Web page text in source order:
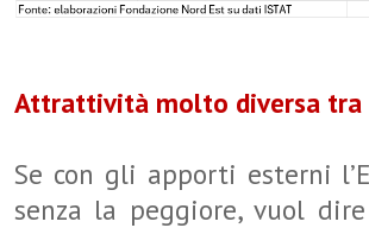
Attrattività molto diversa tra
Se con gli apporti esterni
senza la peggiore, vuol